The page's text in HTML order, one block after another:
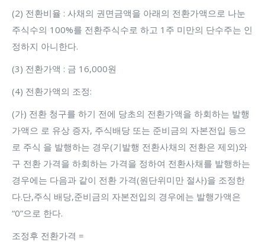
(2) 전환비율 : 사채의 권면금액을 아래의 전환가액으로 나눈
주식수의 100%를 전환주식수로 하고 1주 미만의 단수주는 인
정하지 아니한다.
(3) 전환가액 : 금 16,000원
(4) 전환가액의 조정:
(가) 전환 청구를 하기 전에 당초의 전환가액을 하회하는 발행
가액으 로 유상 증자, 주식배당 또는 준비금의 자본전입 등으
로 주식 을 발행하는 경우(기발행 전환사채의 전환은 제외)와
구 전환 가격을 하회하는 가격을 정하여 전환사채를 발행하는
경우에는 다음과 같이 전환 가격(원단위미만 절사)을 조정한
다.단,주식 배당,준비금의 자본전입의 경우에는 발행가액은
“0”으로 한다.
조정후 전환가격 =